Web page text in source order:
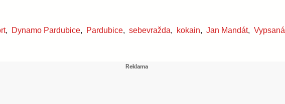
, Dynamo Pardubice, Pardubice, sebevražda, kokain, Jan Mandát, Vypsaná